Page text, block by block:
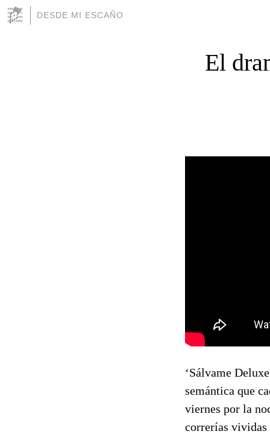
DESDE MI ESCAÑO
El
‘Sálvame
semántica que
viernes por la
correrías vividas